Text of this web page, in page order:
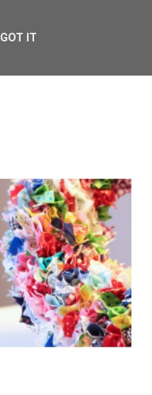
GOT IT